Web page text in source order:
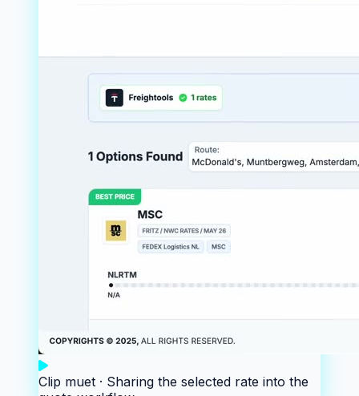
Clip muet · Sharing the selected rate into the